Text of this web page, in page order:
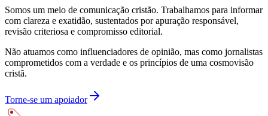
Somos um meio de comunicação cristão. Trabalhamos para informar
com clareza e exatidão, sustentados por apuração responsável,
revisão criteriosa e compromisso editorial.
Não atuamos como influenciadores de opinião, mas como jornalistas
comprometidos com a verdade e os princípios de uma cosmovisão
cristã.
Torne-se um apoiador